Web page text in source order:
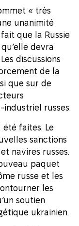
« très
unanimité
que la Russie
devra
discussions
de la
que sur de
russes.
été faites. Le
sanctions
navires russes.
paquet
russe et les
les
soutien
ukrainien.